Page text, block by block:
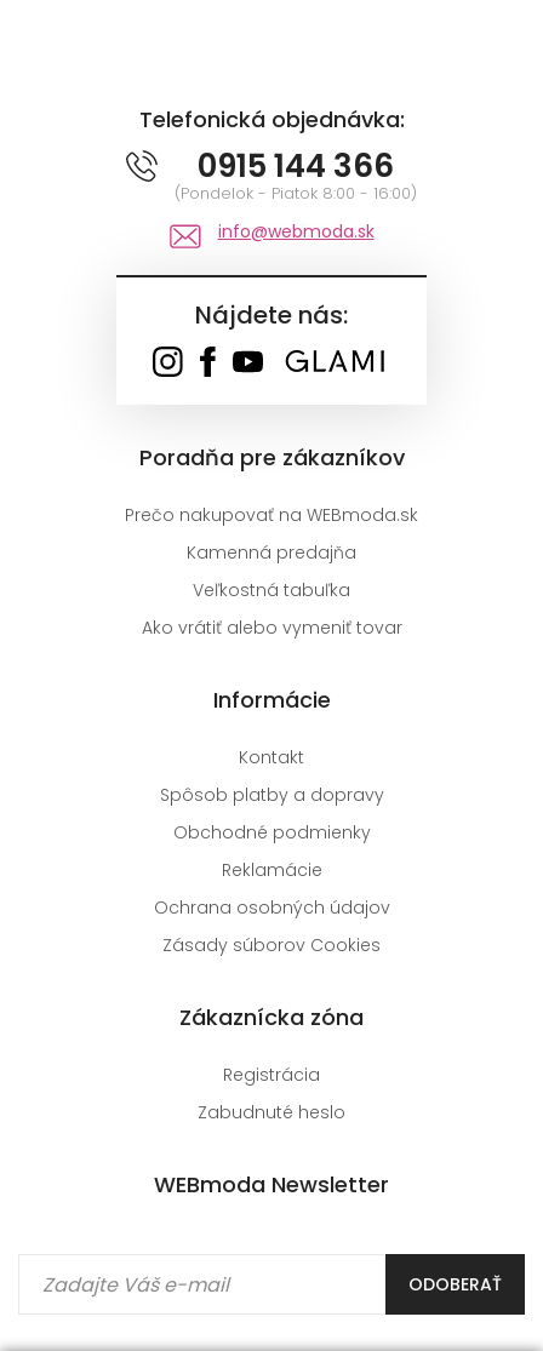
Telefonická objednávka:
0915 144 366
(Pondelok - Piatok 8:00 - 16:00)
info@webmoda.sk
Nájdete nás:
Poradňa pre zákazníkov
Prečo nakupovať na WEBmoda.sk
Kamenná predajňa
Veľkostná tabuľka
Ako vrátiť alebo vymeniť tovar
Informácie
Kontakt
Spôsob platby a dopravy
Obchodné podmienky
Reklamácie
Ochrana osobných údajov
Zásady súborov Cookies
Zákaznícka zóna
Registrácia
Zabudnuté heslo
WEBmoda Newsletter
ODOBERAŤ